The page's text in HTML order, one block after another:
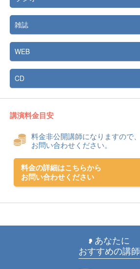
雑誌
WEB
CD
講演料金目安
料金非公開講師になりますので、
お問い合わせください。
料金の詳細はこちらから
お問い合わせください
あなたに
おすすめの講師